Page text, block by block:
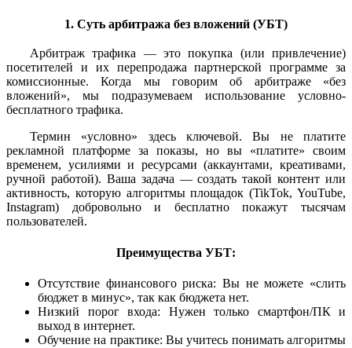
1. Суть арбитража без вложений (УБТ)
Арбитраж трафика — это покупка (или привлечение)
посетителей и их перепродажа партнерской программе за
комиссионные. Когда мы говорим об арбитраже «без
вложений», мы подразумеваем использование условно-
бесплатного трафика.
Термин «условно» здесь ключевой. Вы не платите
рекламной платформе за показы, но вы «платите» своим
временем, усилиями и ресурсами (аккаунтами, креативами,
ручной работой). Ваша задача — создать такой контент или
активность, которую алгоритмы площадок (TikTok, YouTube,
Instagram) добровольно и бесплатно покажут тысячам
пользователей.
Преимущества УБТ:
Отсутствие финансового риска: Вы не можете «слить
бюджет в минус», так как бюджета нет.
Низкий порог входа: Нужен только смартфон/ПК и
выход в интернет.
Обучение на практике: Вы учитесь понимать алгоритмы